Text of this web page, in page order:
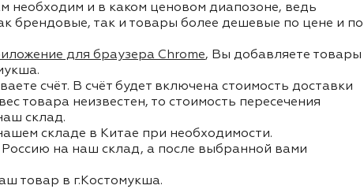
необходим и в каком ценовом диапозоне, ведь
брендовые, так и товары более дешевые по цене и по
для браузера Chrome, Вы добавляете товары
счёт. В счёт будет включена стоимость доставки
товара неизвестен, то стоимость пересечения
склад.
складе в Китае при необходимости.
на наш склад, а после выбранной вами
товар в г.Костомукша.